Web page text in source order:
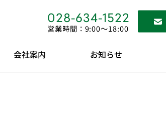
028-634-1522
営業時間：9:00〜18:00
会社案内 お知らせ